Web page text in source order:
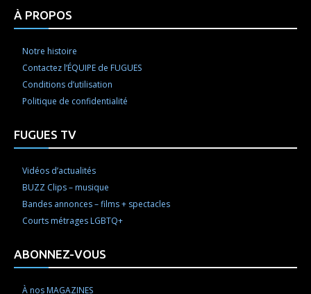
À PROPOS
Notre histoire
Contactez l’ÉQUIPE de FUGUES
Conditions d’utilisation
Politique de confidentialité
FUGUES TV
Vidéos d’actualités
BUZZ Clips – musique
Bandes annonces – films + spectacles
Courts métrages LGBTQ+
ABONNEZ-VOUS
À nos MAGAZINES